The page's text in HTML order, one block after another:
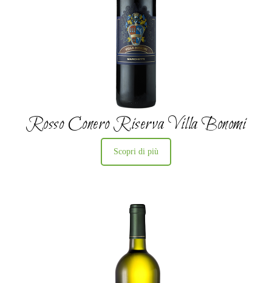
Rosso Conero Riserva Villa Bonomi
Scopri di più